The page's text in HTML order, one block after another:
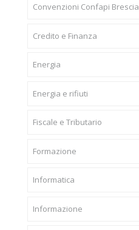
Convenzioni Confapi Brescia
Credito e Finanza
Energia
Energia e rifiuti
Fiscale e Tributario
Formazione
Informatica
Informazione